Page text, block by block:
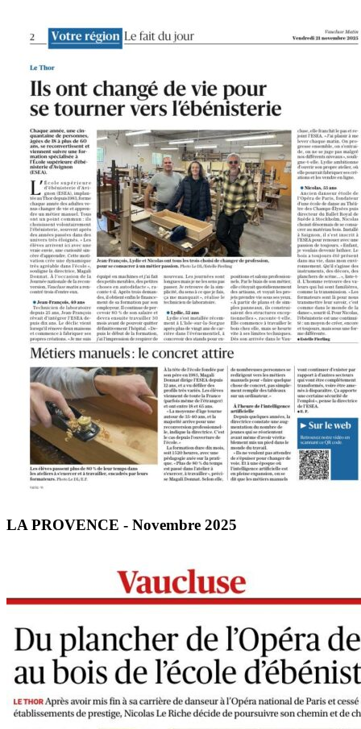
LA PROVENCE - Novembre 2025